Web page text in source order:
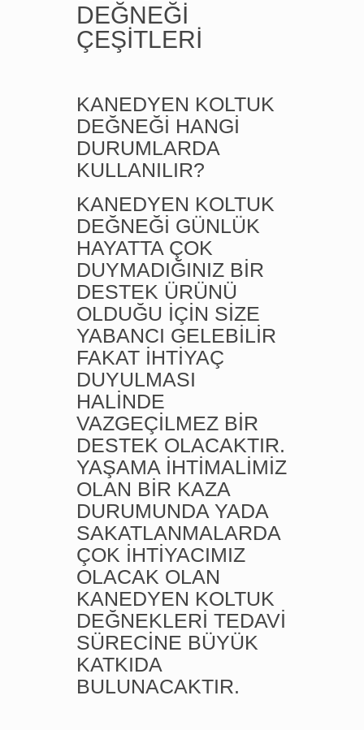
DEĞNEĞİ
ÇEŞİTLERİ
KANEDYEN KOLTUK
DEĞNEĞİ HANGİ
DURUMLARDA
KULLANILIR?
KANEDYEN KOLTUK
DEĞNEĞİ GÜNLÜK
HAYATTA ÇOK
DUYMADIĞINIZ BİR
DESTEK ÜRÜNÜ
OLDUĞU İÇİN SİZE
YABANCI GELEBİLİR
FAKAT İHTİYAÇ
DUYULMASI
HALİNDE
VAZGEÇİLMEZ BİR
DESTEK OLACAKTIR.
YAŞAMA İHTİMALİMİZ
OLAN BİR KAZA
DURUMUNDA YADA
SAKATLANMALARDA
ÇOK İHTİYACIMIZ
OLACAK OLAN
KANEDYEN KOLTUK
DEĞNEKLERİ TEDAVİ
SÜRECİNE BÜYÜK
KATKIDA
BULUNACAKTIR.